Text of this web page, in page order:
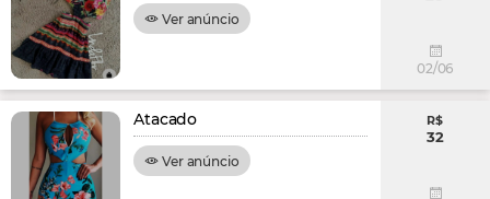
Ver anúncio
02/06
Atacado
Ver anúncio
R$
32